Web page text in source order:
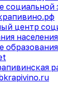
социальной
центр
населения